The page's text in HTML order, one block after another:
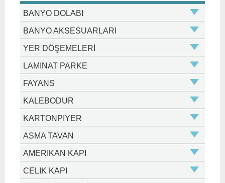
BANYO DOLABI
BANYO AKSESUARLARI
YER DÖŞEMELERİ
LAMINAT PARKE
FAYANS
KALEBODUR
KARTONPIYER
ASMA TAVAN
AMERIKAN KAPI
CELIK KAPI